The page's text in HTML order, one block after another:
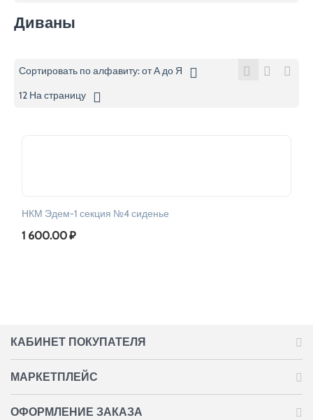
Диваны
Сортировать по алфавиту: от А до Я
12 На страницу
НКМ Эдем-1 секция №4 сиденье
1 600.00₽
КАБИНЕТ ПОКУПАТЕЛЯ
МАРКЕТПЛЕЙС
ОФОРМЛЕНИЕ ЗАКАЗА